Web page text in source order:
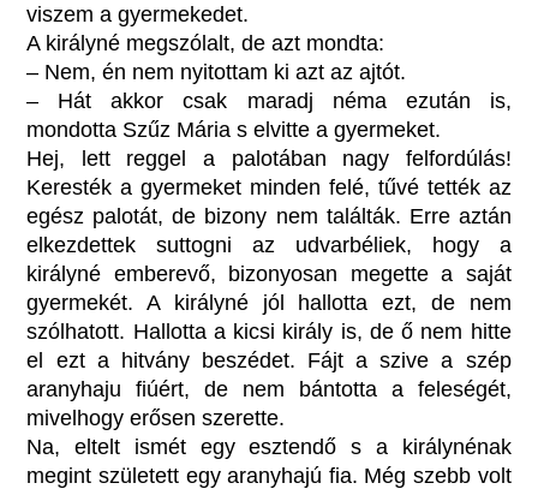
viszem a gyermekedet.
A királyné megszólalt, de azt mondta:
– Nem, én nem nyitottam ki azt az ajtót.
– Hát akkor csak maradj néma ezután is,
mondotta Szűz Mária s elvitte a gyermeket.
Hej, lett reggel a palotában nagy felfordúlás!
Keresték a gyermeket minden felé, tűvé tették az
egész palotát, de bizony nem találták. Erre aztán
elkezdettek suttogni az udvarbéliek, hogy a
királyné emberevő, bizonyosan megette a saját
gyermekét. A királyné jól hallotta ezt, de nem
szólhatott. Hallotta a kicsi király is, de ő nem hitte
el ezt a hitvány beszédet. Fájt a szive a szép
aranyhaju fiúért, de nem bántotta a feleségét,
mivelhogy erősen szerette.
Na, eltelt ismét egy esztendő s a királynénak
megint született egy aranyhajú fia. Még szebb volt